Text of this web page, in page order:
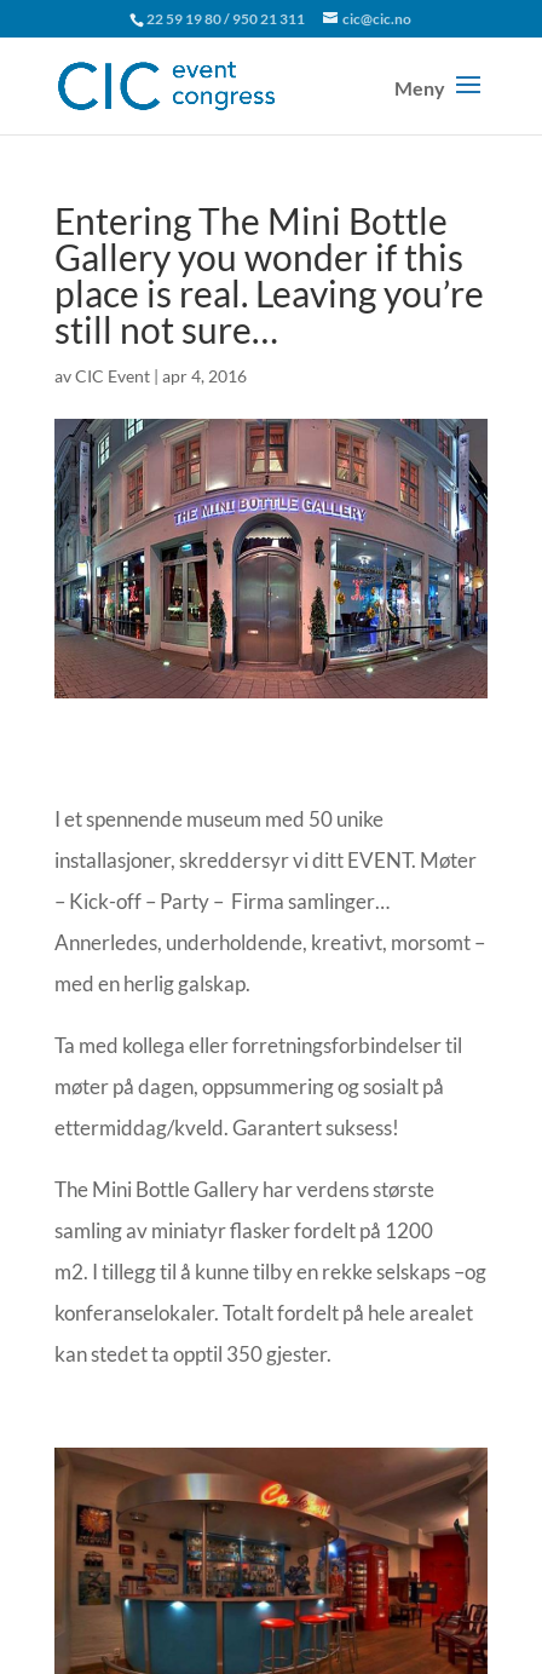
22 59 19 80 / 950 21 311 cic@cic.no
Entering The Mini Bottle
Gallery you wonder if this
place is real. Leaving you’re
still not sure…
avCIC Event| apr 4, 2016
I et spennende museum med 50 unike
installasjoner, skreddersyr vi ditt EVENT. Møter
– Kick-off – Party – Firma samlinger…
Annerledes, underholdende, kreativt, morsomt –
med en herlig galskap.
Ta med kollega eller forretningsforbindelser til
møter på dagen, oppsummering og sosialt på
ettermiddag/kveld. Garantert suksess!
The Mini Bottle Gallery har verdens største
samling av miniatyr flasker fordelt på 1200
m2. I tillegg til å kunne tilby en rekke selskaps –og
konferanselokaler. Totalt fordelt på hele arealet
kan stedet ta opptil 350 gjester.